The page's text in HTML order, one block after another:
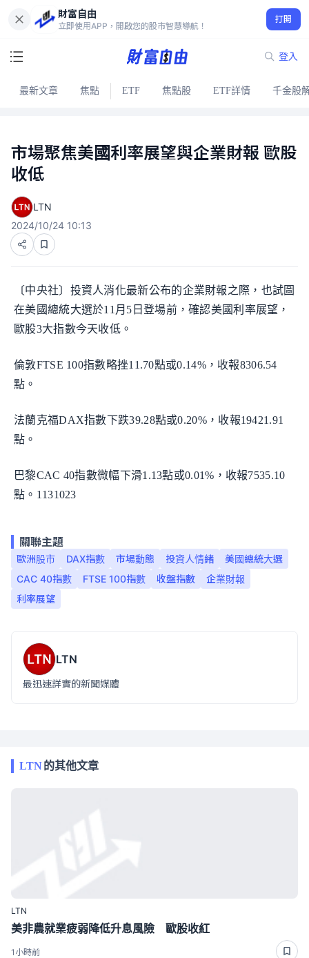
財富自由
立即使用APP，開啟您的股市智慧導航！
打開
登入
最新文章 焦點 ETF 焦點股 ETF詳情 千金股
市場聚焦美國利率展望與企業財報 歐股
收低
LTN
2024/10/24 10:13
〔中央社〕投資人消化最新公布的企業財報之際，也試圖
在美國總統大選於11月5日登場前，確認美國利率展望，
歐股3大指數今天收低。
倫敦FTSE 100指數略挫11.70點或0.14%，收報8306.54
點。
法蘭克福DAX指數下跌39.28點或0.20%，收報19421.91
點。
巴黎CAC 40指數微幅下滑1.13點或0.01%，收報7535.10
點。1131023
關聯主題
歐洲股市 DAX指數 市場動態 投資人情緒
美國總統大選
CAC 40指數
FTSE 100指數 收盤指數
企業財報
利率展望
LTN
最迅速詳實的新聞媒體
LTN的其他文章
LTN
美非農就業疲弱降低升息風險 歐股收紅
1小時前